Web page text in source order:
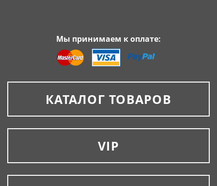
Мы принимаем к оплате:
КАТАЛОГ ТОВАРОВ
VIP